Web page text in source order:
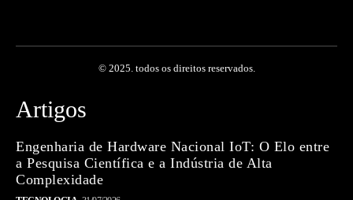
© 2025. todos os direitos reservados.
Artigos
Engenharia de Hardware Nacional IoT: O Elo entre
a Pesquisa Científica e a Indústria de Alta
Complexidade